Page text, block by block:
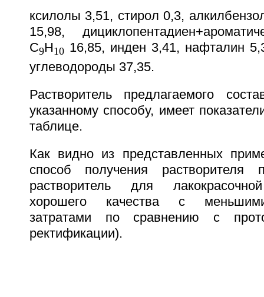
ксилолы 3,51, стирол 0,3,
15,98,
С9Н1016,85, инден 3,41, нафталин
углеводороды 37,35.
Растворитель предлагаемого
указанному способу, имеет
таблице.
Как видно из представленных
способ получения растворителя
растворитель для
хорошего качества с меньшими
затратами по сравнению с
ректификации).